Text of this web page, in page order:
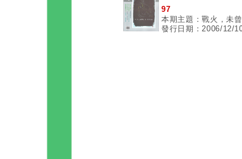
97
本期主題：戰火，未曾
發行日期：2006/12/